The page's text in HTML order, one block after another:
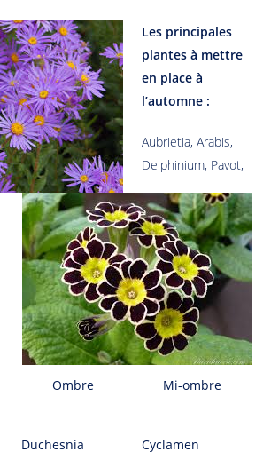
Les principales
plantes à mettre
en place à
l’automne :
Aubrietia, Arabis,
Delphinium, Pavot,
Ombre Mi-ombre
Duchesnia Cyclamen